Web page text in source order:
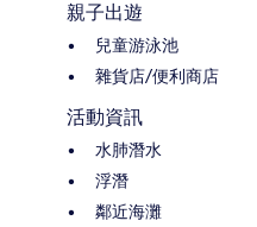
親子出遊
兒童游泳池
雜貨店/便利商店
活動資訊
水肺潛水
浮潛
鄰近海灘